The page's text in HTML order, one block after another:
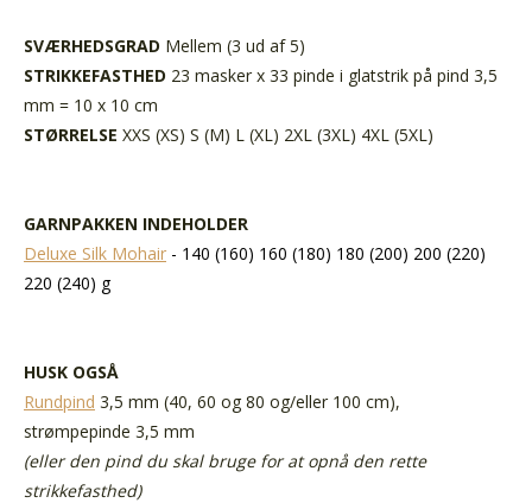
SVÆRHEDSGRAD Mellem (3 ud af 5)
STRIKKEFASTHED 23 masker x 33 pinde i glatstrik på pind 3,5
mm = 10 x 10 cm
STØRRELSE XXS (XS) S (M) L (XL) 2XL (3XL) 4XL (5XL)
GARNPAKKEN INDEHOLDER
Deluxe Silk Mohair - 140 (160) 160 (180) 180 (200) 200 (220)
220 (240) g
HUSK OGSÅ
Rundpind 3,5 mm (40, 60 og 80 og/eller 100 cm),
strømpepinde 3,5 mm
(eller den pind du skal bruge for at opnå den rette
strikkefasthed)